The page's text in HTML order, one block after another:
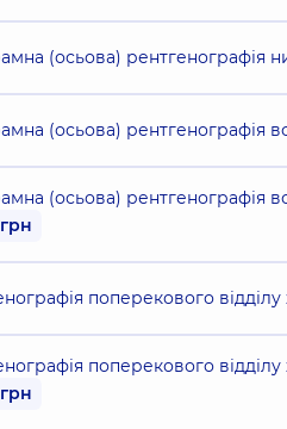
(осьова) рентгенографія
(осьова) рентгенографія
(осьова) рентгенографія
поперекового
поперекового